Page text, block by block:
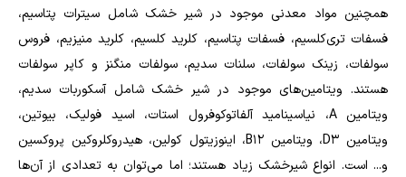
همچنین مواد معدنی موجود در شیر خشک شامل سیترات پتاسیم،
فسفات تری‌کلسیم، فسفات پتاسیم، کلرید کلسیم، کلرید منیزیم، فروس
سولفات، زینک سولفات، سلنات سدیم، سولفات منگنز و کاپر سولفات
هستند. ویتامین‌های موجود در شیر خشک شامل آسکوربات سدیم،
ویتامینA، نیاسینامید آلفاتوکوفرول استات، اسید فولیک، بیوتین،
ویتامین D3، ویتامین B12، اینوزیتول کولین، هیدروکلروکین پروکسین
و... است. انواع شیرخشک زیاد هستند؛ اما می‌توان به تعدادی از آن‌ها